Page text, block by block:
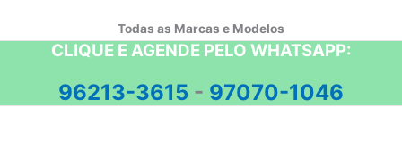
Todas as Marcas e Modelos
CLIQUE E AGENDE PELO WHATSAPP:
96213-3615 - 97070-1046